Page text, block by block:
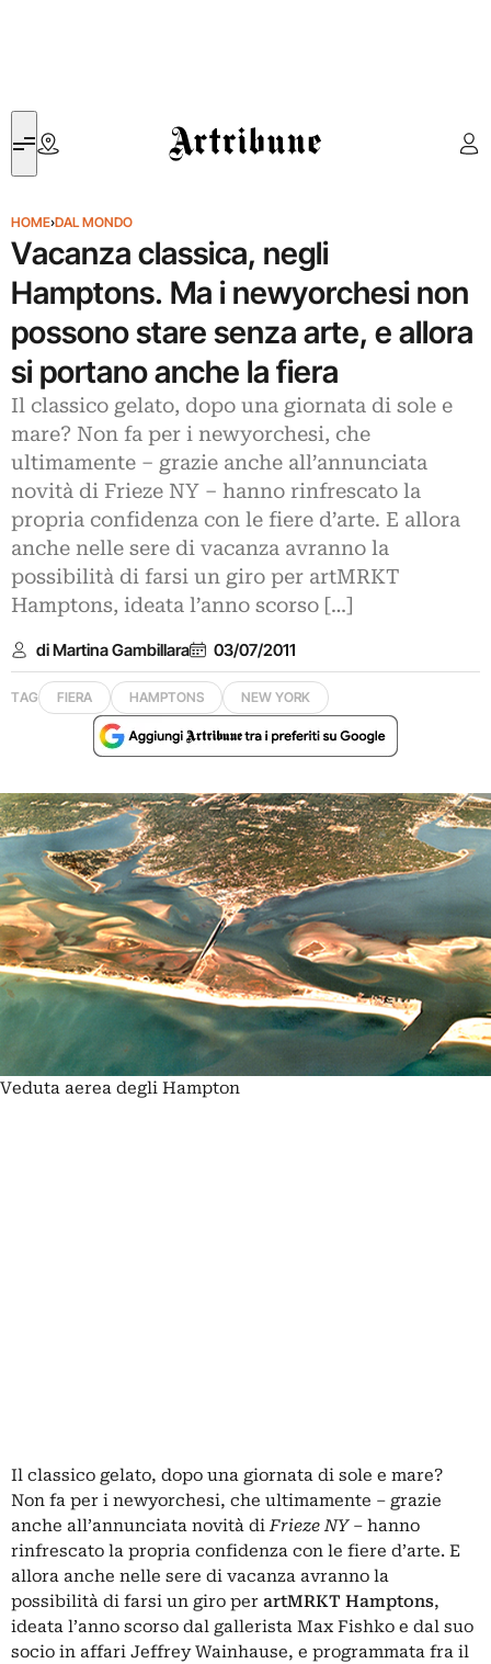
Artribune
HOME›DAL MONDO
Vacanza classica, negli
Hamptons. Ma i newyorchesi non
possono stare senza arte, e allora
si portano anche la fiera
Il classico gelato, dopo una giornata di sole e
mare? Non fa per i newyorchesi, che
ultimamente – grazie anche all’annunciata
novità di Frieze NY – hanno rinfrescato la
propria confidenza con le fiere d’arte. E allora
anche nelle sere di vacanza avranno la
possibilità di farsi un giro per artMRKT
Hamptons, ideata l’anno scorso […]
di Martina Gambillara 03/07/2011
TAG FIERA HAMPTONS NEW YORK
Veduta aerea degli Hampton
Il classico gelato, dopo una giornata di sole e mare?
Non fa per i newyorchesi, che ultimamente – grazie
anche all’annunciata novità diFrieze NY– hanno
rinfrescato la propria confidenza con le fiere d’arte. E
allora anche nelle sere di vacanza avranno la
possibilità di farsi un giro per artMRKT Hamptons,
ideata l’anno scorso dal gallerista Max Fishko e dal suo
socio in affari Jeffrey Wainhause, e programmata fra il